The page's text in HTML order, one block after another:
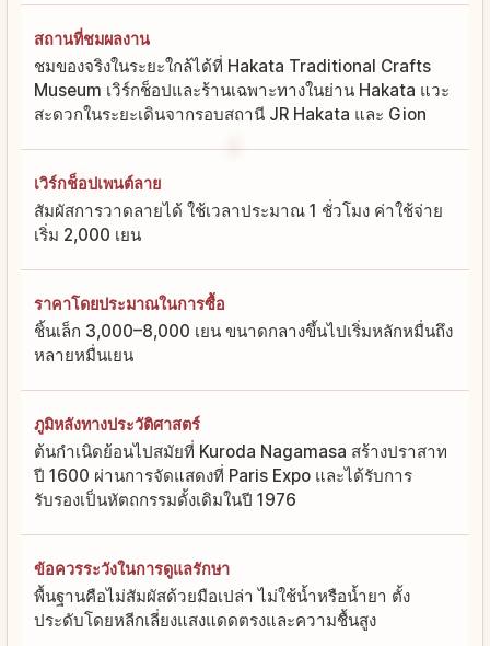
สถานที่ชมผลงาน
ชมของจริงในระยะใกล้ได้ที่ Hakata Traditional Crafts
Museum เวิร์กช็อปและร้านเฉพาะทางในย่าน Hakata แวะ
สะดวกในระยะเดินจากรอบสถานี JR Hakata และ Gion
เวิร์กช็อปเพนต์ลาย
สัมผัสการวาดลายได้ ใช้เวลาประมาณ 1 ชั่วโมง ค่าใช้จ่าย
เริ่ม 2,000 เยน
ราคาโดยประมาณในการซื้อ
ชิ้นเล็ก 3,000–8,000 เยน ขนาดกลางขึ้นไปเริ่มหลักหมื่นถึง
หลายหมื่นเยน
ภูมิหลังทางประวัติศาสตร์
ต้นกำเนิดย้อนไปสมัยที่ Kuroda Nagamasa สร้างปราสาท
ปี 1600 ผ่านการจัดแสดงที่ Paris Expo และได้รับการ
รับรองเป็นหัตถกรรมดั้งเดิมในปี 1976
ข้อควรระวังในการดูแลรักษา
พื้นฐานคือไม่สัมผัสด้วยมือเปล่า ไม่ใช้น้ำหรือน้ำยา ตั้ง
ประดับโดยหลีกเลี่ยงแสงแดดตรงและความชื้นสูง